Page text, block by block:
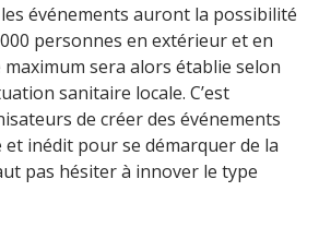
les événements auront la possibilité
personnes en extérieur et en
sera alors établie selon
sanitaire locale. C’est
de créer des événements
inédit pour se démarquer de la
pas hésiter à innover le type